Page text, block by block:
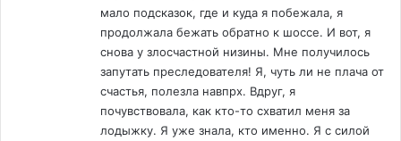
мало подсказок, где и куда я побежала, я
продолжала бежать обратно к шоссе. И вот, я
снова у злосчастной низины. Мне получилось
запутать преследователя! Я, чуть ли не плача от
счастья, полезла навпрх. Вдруг, я
почувствовала, как кто-то схватил меня за
лодыжку. Я уже знала, кто именно. Я с силой